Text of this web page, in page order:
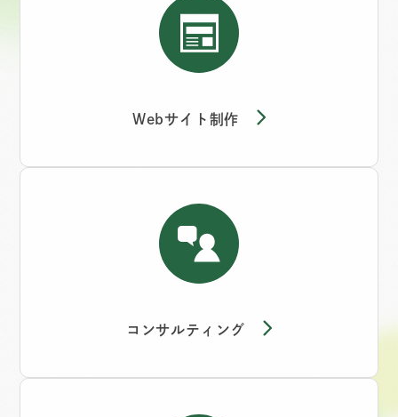
Webサイト制作
コンサルティング